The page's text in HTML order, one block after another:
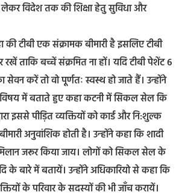
लेकर विदेश तक की शिक्षा हेतु सुविधा और
की टीबी एक संक्रामक बीमारी है इसलिए टीबी
रखें ताकि बच्चें संक्रमित ना हों। यदि टीबी पेशेंट 6
करें तो वो पूर्णतः स्वस्थ हो जाते हैं। उन्होंने
में बताते हुए कहा कटनी में सिकल सेल कि
इससे पीड़ित व्यक्तियों को कार्ड और नि:शुल्‍क
अनुवांशिक होती है। उन्‍होंने कहा कि शादी
जरूर किया जाय। लोगों को सिकल सेल के
के बारे में बतायें। उन्होंने अधिकारियो से कहा कि
के परिवार के सदस्यों की भी जाँच करायें।